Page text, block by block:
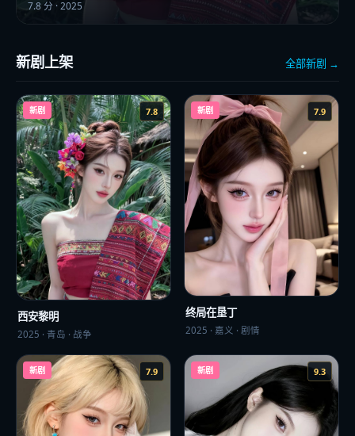
7.8 分 ·2025
新剧上架 全部新剧 →
新剧 7.8
西安黎明
2025 · 青岛 · 战争
新剧 7.9
终局在垦丁
2025 · 嘉义 · 剧情
新剧 7.9 新剧 9.3